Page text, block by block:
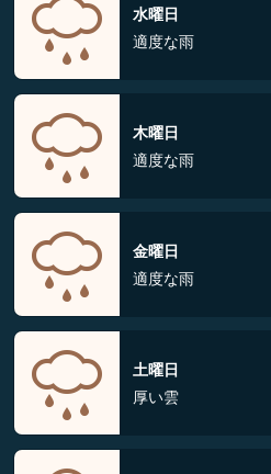
水曜日
適度な雨
木曜日
適度な雨
金曜日
適度な雨
土曜日
厚い雲